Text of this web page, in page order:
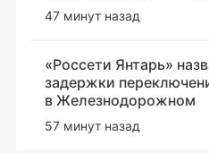
47 минут назад
«Россети Янтарь»
задержки
в Железнодорожном
57 минут назад